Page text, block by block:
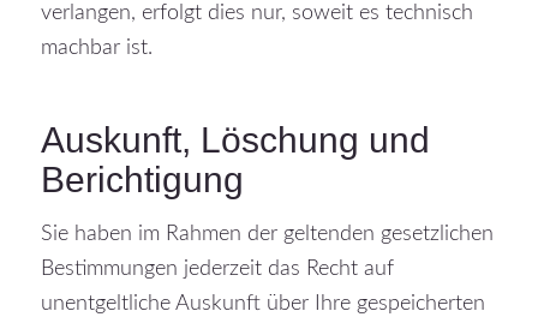
verlangen, erfolgt dies nur, soweit es technisch
machbar ist.
Auskunft, Löschung und
Berichtigung
Sie haben im Rahmen der geltenden gesetzlichen
Bestimmungen jederzeit das Recht auf
unentgeltliche Auskunft über Ihre gespeicherten